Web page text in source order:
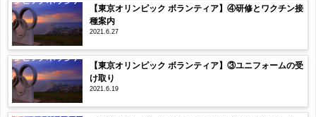
【東京オリンピック ボランティア】④研修とワクチン接
種案内
2021.6.27
【東京オリンピック ボランティア】③ユニフォームの受
け取り
2021.6.19